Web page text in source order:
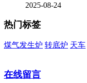
2025-08-24
热门标签
煤气发生炉 转底炉 天车
在线留言